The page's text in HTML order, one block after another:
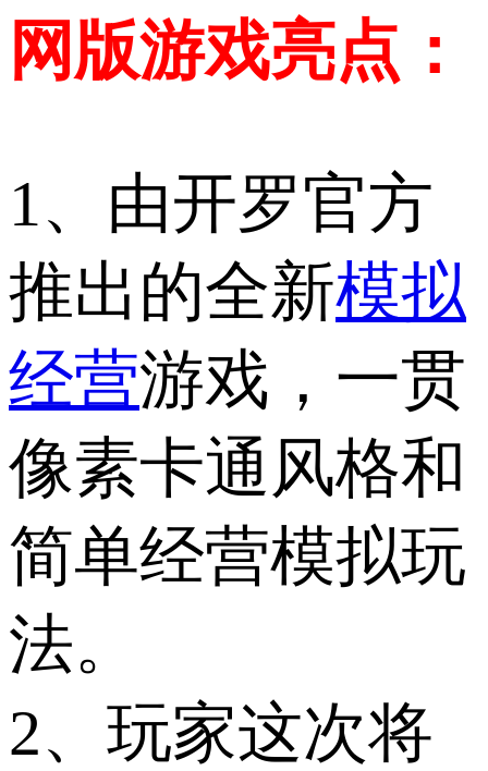
网版游戏亮点：
1、由开罗官方
推出的全新模拟
经营游戏，一贯
像素卡通风格和
简单经营模拟玩
法。
2、玩家这次将